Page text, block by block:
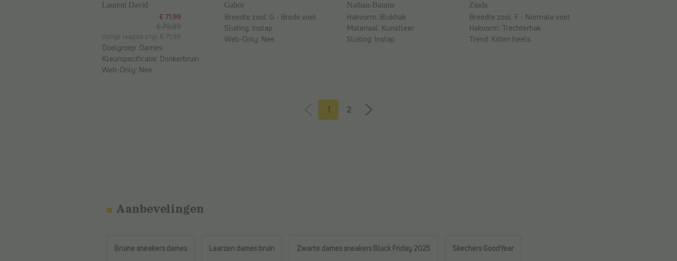
Laurent David
Vorige laagste prijs: € 71,99
€ 79,99
€ 71,99
Doelgroep: Dames
Kleurspecificatie: Donkerbruin
Web-Only: Nee
Gabor
Breedte zool: G - Brede voet
Sluiting: Instap
Web-Only: Nee
Nathan-Baume
Hakvorm: Blokhak
Materiaal: Kunstleer
Sluiting: Instap
Zinda
Breedte zool: F - Normale voet
Hakvorm: Trechterhak
Trend: Kitten heels
1 2
Aanbevelingen
Bruine sneakers dames Laarzen dames bruin Zwarte dames sneakers Black Friday 2025 Skechers GoodYear